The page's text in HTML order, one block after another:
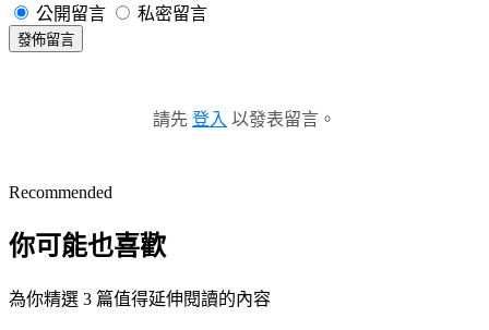
公開留言 私密留言
發佈留言
請先 登入 以發表留言。
Recommended
你可能也喜歡
為你精選 3 篇值得延伸閱讀的內容